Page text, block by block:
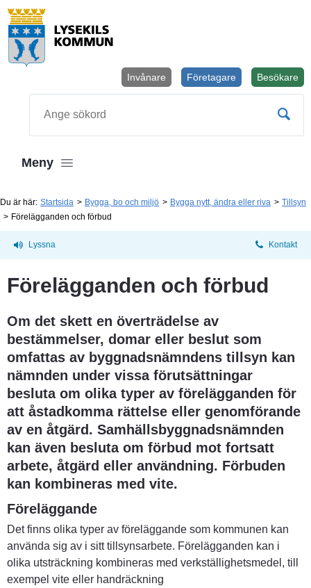
Besökare
Företagare
Invånare
Meny
Du är här: Startsida Bygga, bo och miljö Bygga nytt, ändra eller riva
Tillsyn
Förelägganden och förbud
Lyssna Kontakt
Förelägganden och förbud
Om det skett en överträdelse av
bestämmelser, domar eller beslut som
omfattas av byggnadsnämndens tillsyn kan
nämnden under vissa förutsättningar
besluta om olika typer av förelägganden för
att åstadkomma rättelse eller genomförande
av en åtgärd. Samhällsbyggnadsnämnden
kan även besluta om förbud mot fortsatt
arbete, åtgärd eller användning. Förbuden
kan kombineras med vite.
Föreläggande
Det finns olika typer av föreläggande som kommunen kan
använda sig av i sitt tillsynsarbete. Förelägganden kan i
olika utsträckning kombineras med verkställighetsmedel, till
exempel vite eller handräckning